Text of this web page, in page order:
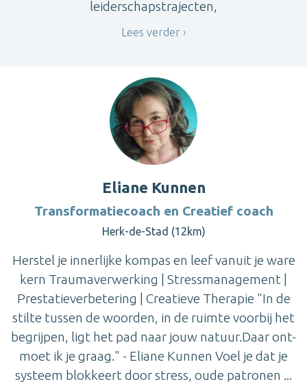
leiderschapstrajecten,
Lees verder
Eliane Kunnen
Transformatiecoach en Creatief coach
Herk-de-Stad (12km)
Herstel je innerlijke kompas en leef vanuit je ware
kern Traumaverwerking | Stressmanagement |
Prestatieverbetering | Creatieve Therapie "In de
stilte tussen de woorden, in de ruimte voorbij het
begrijpen, ligt het pad naar jouw natuur.Daar ont-
moet ik je graag." - Eliane Kunnen Voel je dat je
systeem blokkeert door stress, oude patronen ...